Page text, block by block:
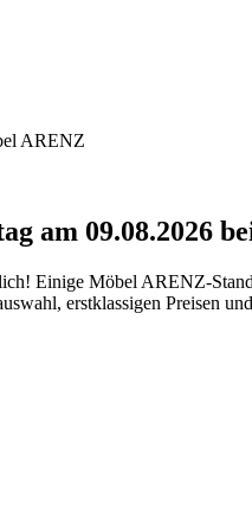
am 09.08.2026
Einige Möbel ARENZ-
erstklassigen Preisen